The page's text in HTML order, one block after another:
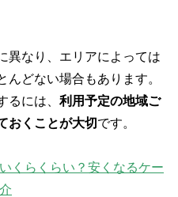
異なり、エリアによっては
んどない場合もあります。
るには、 利用予定の地域ご
おくことが大切です。
くらくらい？安くなるケー